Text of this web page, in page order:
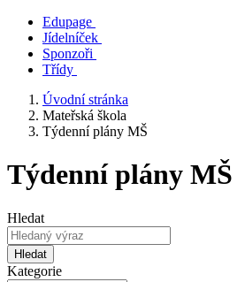
Edupage
Jídelníček
Sponzoři
Třídy
Úvodní stránka
Mateřská škola
Týdenní plány MŠ
Týdenní plány MŠ
Hledat
Hledat
Kategorie